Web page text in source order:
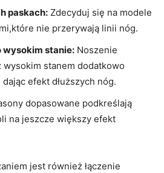
paskach: Zdecyduj się na modele
nie przerywają linii nóg.
wysokim stanie: Noszenie
stanem dodatkowo
efekt dłuższych nóg.
dopasowane podkreślają
na jeszcze większy efekt
jest również łączenie